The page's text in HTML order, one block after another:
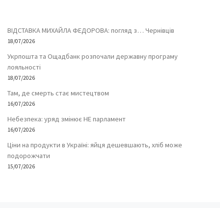
ВІДСТАВКА МИХАЙЛА ФЕДОРОВА: погляд з… Чернівців
18/07/2026
Укрпошта та Ощадбанк розпочали державну програму
лояльності
18/07/2026
Там, де смерть стає мистецтвом
16/07/2026
Небезпека: уряд змінює НЕ парламент
16/07/2026
Ціни на продукти в Україні: яйця дешевшають, хліб може
подорожчати
15/07/2026